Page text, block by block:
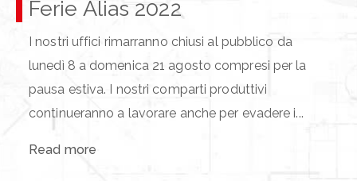
Ferie Alias 2022
I nostri uffici rimarranno chiusi al pubblico da
lunedì 8 a domenica 21 agosto compresi per la
pausa estiva. I nostri comparti produttivi
continueranno a lavorare anche per evadere i...
Read more